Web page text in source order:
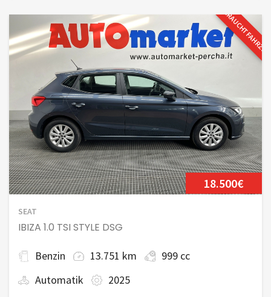
18.500€
SEAT
IBIZA 1.0 TSI STYLE DSG
Benzin 13.751 km
999 cc
Automatik
2025